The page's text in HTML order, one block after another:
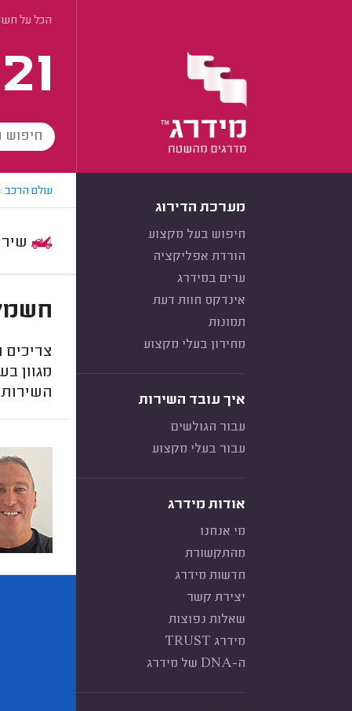
הכל על
מערכת הדירוג
חיפוש בעל מקצוע
הורדת אפליקציה
ערים במידרג
אינדקס חוות דעת
תמונות
מחירון בעלי מקצוע
איך עובד השירות
עבור הגולשים
עבור בעלי מקצוע
אודות מידרג
מי אנחנו
מהתקשורת
חדשות מידרג
יצירת קשר
שאלות נפוצות
מידרג TRUST
ה-DNA של מידרג
עולם הרכב
מגוון